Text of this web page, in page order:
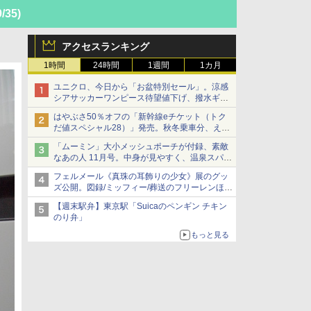
35)
アクセスランキング
1時間 24時間 1週間 1カ月
ユニクロ、今日から「お盆特別セール」。涼感
シアサッカーワンピース待望値下げ、撥水ギア
ショーツは1990円に
はやぶさ50％オフの「新幹線eチケット（トク
だ値スペシャル28）」発売。秋冬乗車分、えき
ねっと限定
「ムーミン」大小メッシュポーチが付録、素敵
なあの人 11月号。中身が見やすく、温泉スパに
も使える
フェルメール《真珠の耳飾りの少女》展のグッ
ズ公開。図録/ミッフィー/葬送のフリーレンほ
か、注目ブランドコラボが実現
【週末駅弁】東京駅「Suicaのペンギン チキン
のり弁」
もっと見る